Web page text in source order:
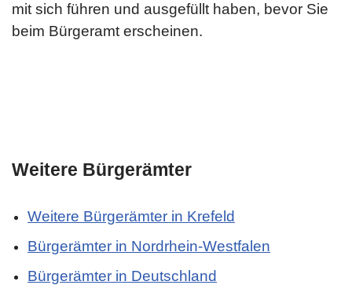
mit sich führen und ausgefüllt haben, bevor Sie
beim Bürgeramt erscheinen.
Weitere Bürgerämter
Weitere Bürgerämter in Krefeld
Bürgerämter in Nordrhein-Westfalen
Bürgerämter in Deutschland